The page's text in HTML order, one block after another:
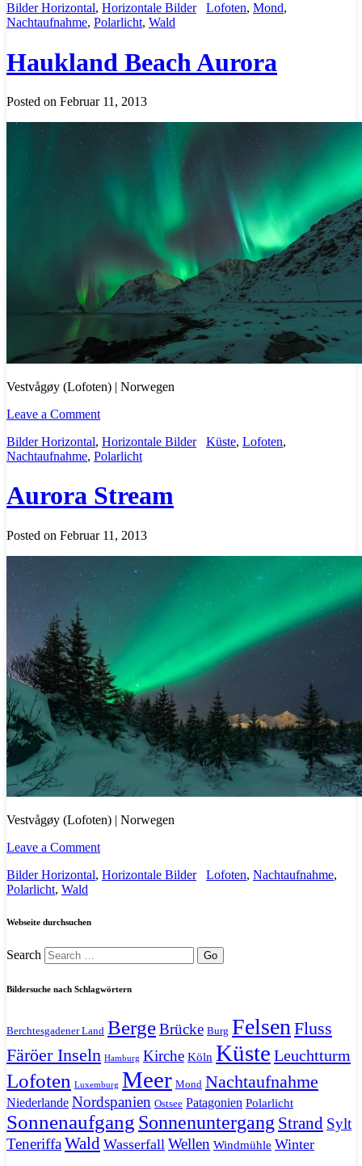
Bilder Horizontal, Horizontale Bilder Lofoten, Mond,
Nachtaufnahme, Polarlicht, Wald
Haukland Beach Aurora
Posted on Februar 11, 2013
Vestvågøy (Lofoten) | Norwegen
Leave a Comment
Bilder Horizontal, Horizontale Bilder Küste, Lofoten,
Nachtaufnahme, Polarlicht
Aurora Stream
Posted on Februar 11, 2013
Vestvågøy (Lofoten) | Norwegen
Leave a Comment
Bilder Horizontal, Horizontale Bilder Lofoten, Nachtaufnahme,
Polarlicht, Wald
Webseite durchsuchen
Search
Bildersuche nach Schlagwörtern
Berchtesgadener Land BergeBrücke Burg FelsenFluss
Färöer Inseln Hamburg Kirche Köln Küste Leuchtturm
Lofoten Luxemburg Meer Mond Nachtaufnahme
Niederlande Nordspanien Ostsee Patagonien Polarlicht
Sonnenaufgang Sonnenuntergang Strand Sylt
TeneriffaWald Wasserfall Wellen Windmühle Winter